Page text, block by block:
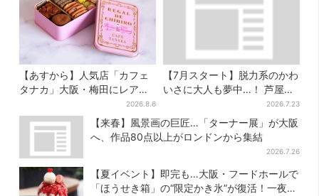
【あすから】人気店「カフェ
タナカ」大阪・梅田にレア商
品集結…本店人気パン＆限定
クッキー缶も！ 7日間の夏イ
ベント
2026.8.6
【7月スタート】脱力系のかわ
いさに大人も夢中…！ 芦屋の
美術館で「チェコ絵本」展、
老舗文具メーカーのグッズに
も注目
2026.7.23
【来春】風景画の巨匠…「ターナー展」が大阪
へ、作品80点以上がロンドンから集結
2026.7.26
【夏イベント】即完も…大阪・フードホールで
「ほうせき箱」の“限定かき氷”が復活！一夜限